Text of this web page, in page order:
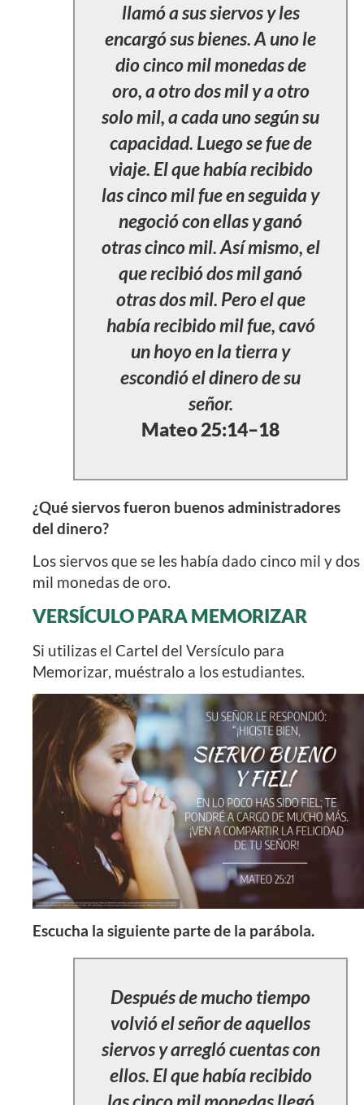
llamó a sus siervos y les
encargó sus bienes. A uno le
dio cinco mil monedas de
oro, a otro dos mil y a otro
solo mil, a cada uno según su
capacidad. Luego se fue de
viaje. El que había recibido
las cinco mil fue en seguida y
negoció con ellas y ganó
otras cinco mil. Así mismo, el
que recibió dos mil ganó
otras dos mil. Pero el que
había recibido mil fue, cavó
un hoyo en la tierra y
escondió el dinero de su
señor.
Mateo 25:14–18
¿Qué siervos fueron buenos administradores
del dinero?
Los siervos que se les había dado cinco mil y dos
mil monedas de oro.
VERSÍCULO PARA MEMORIZAR
Si utilizas el Cartel del Versículo para
Memorizar, muéstralo a los estudiantes.
Escucha la siguiente parte de la parábola.
Después de mucho tiempo
volvió el señor de aquellos
siervos y arregló cuentas con
ellos. El que había recibido